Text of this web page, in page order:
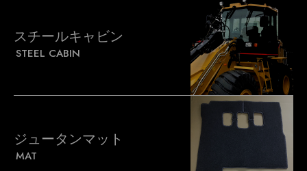
スチールキャビン
STEEL CABIN
ジュータンマット
MAT